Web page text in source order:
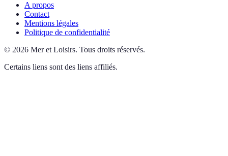
A propos
Contact
Mentions légales
Politique de confidentialité
© 2026 Mer et Loisirs. Tous droits réservés.
Certains liens sont des liens affiliés.